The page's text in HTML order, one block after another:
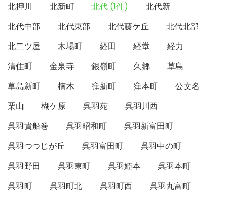
北押川
北新町 北代 (1件)
北代新
北代中部
北代東部 北代藤ケ丘
北代北部
北二ツ屋
木場町 経田 経堂
経力
清住町
金泉寺 銀嶺町 久郷
草島
草島新町
楠木 窪新町 窪本町
公文名
栗山
楜ケ原 呉羽苑
呉羽川西
呉羽貴船巻
呉羽昭和町
呉羽新富田町
呉羽つつじが丘
呉羽富田町
呉羽中の町
呉羽野田
呉羽東町 呉羽姫本
呉羽本町
呉羽町
呉羽町北 呉羽町西
呉羽丸富町